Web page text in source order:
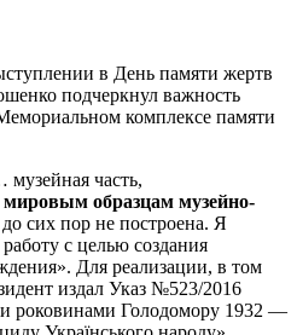
в День памяти жертв
подчеркнул важность
комплексе памяти
часть,
образцам музейно-
до сих пор не построена. Я
с целью создания
Для реализации, в том
издал Указ №523/2016
роковинами Голодомору 1932 —